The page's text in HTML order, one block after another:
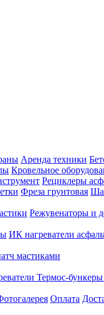
Аренда техники
Кровельное
Рециклеры
Фреза грунтовая
Режувенаторы и
ИК нагреватели
мастиками
Термос-
Оплата